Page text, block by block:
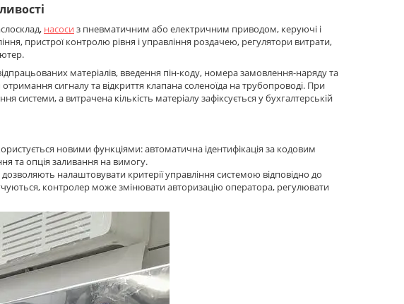
насоси з пневматичним або електричним приводом, керуючі і
пристрої контролю рівня і управління роздачею, регулятори витрати,
матеріалів, введення пін-коду, номера замовлення-наряду та
отримання сигналу та відкриття клапана соленоїда на трубопроводі. При
системи, а витрачена кількість матеріалу зафіксується у бухгалтерській
новими функціями: автоматична ідентифікація за кодовим
та опція заливання на вимогу.
налаштовувати критерії управління системою відповідно до
контролер може змінювати авторизацію оператора, регулювати